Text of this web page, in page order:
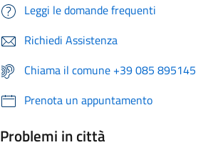
Leggi le domande frequenti
Richiedi Assistenza
Chiama il comune +39 085 895145
Prenota un appuntamento
Problemi in città